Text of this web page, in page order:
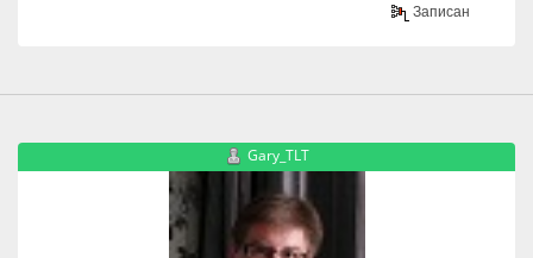
Записан
Gary_TLT